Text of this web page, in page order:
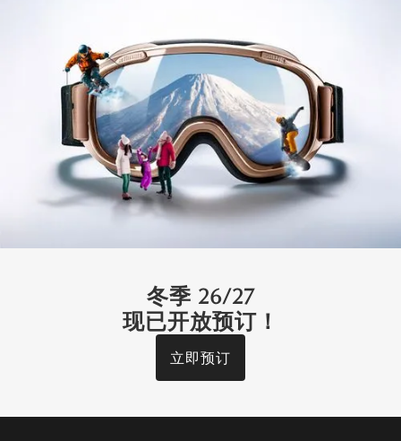
Kumirin
比罗夫 （圣莫里茨） - 二世谷
3 3 1
经典
冬季 26/27
现已开放预订！
立即预订